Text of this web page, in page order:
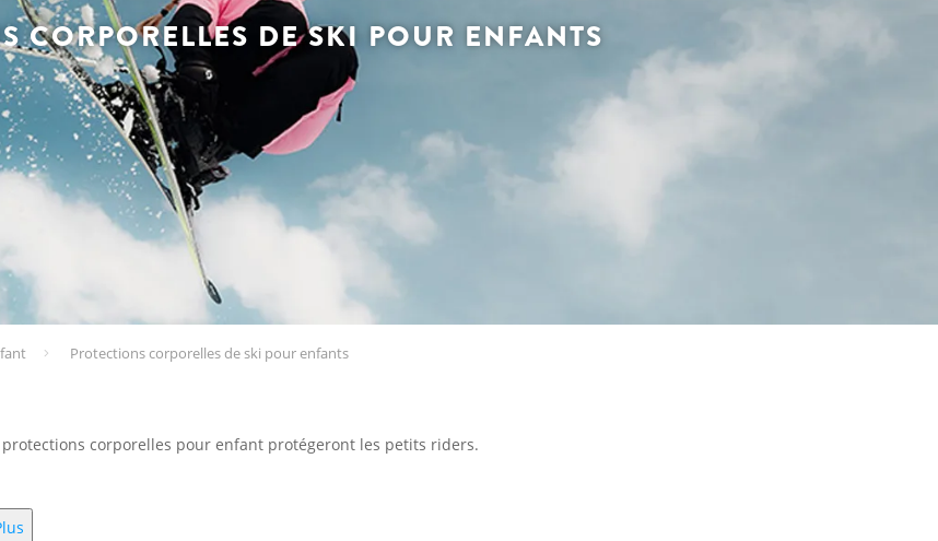
CORPORELLES DE SKI POUR ENFANTS
Protections corporelles de ski pour enfants
corporelles pour enfant protégeront les petits riders.